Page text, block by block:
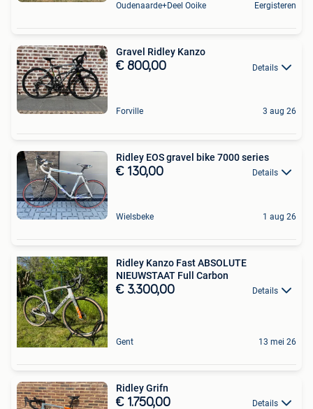
Oudenaarde+Deel Ooike Eergisteren
Gravel Ridley Kanzo
€ 800,00 Details
Forville 3 aug 26
Ridley EOS gravel bike 7000 series
€ 130,00 Details
Wielsbeke 1 aug 26
Ridley Kanzo Fast ABSOLUTE
NIEUWSTAAT Full Carbon
€ 3.300,00 Details
Gent 13 mei 26
Ridley Grifn
€ 1.750,00 Details